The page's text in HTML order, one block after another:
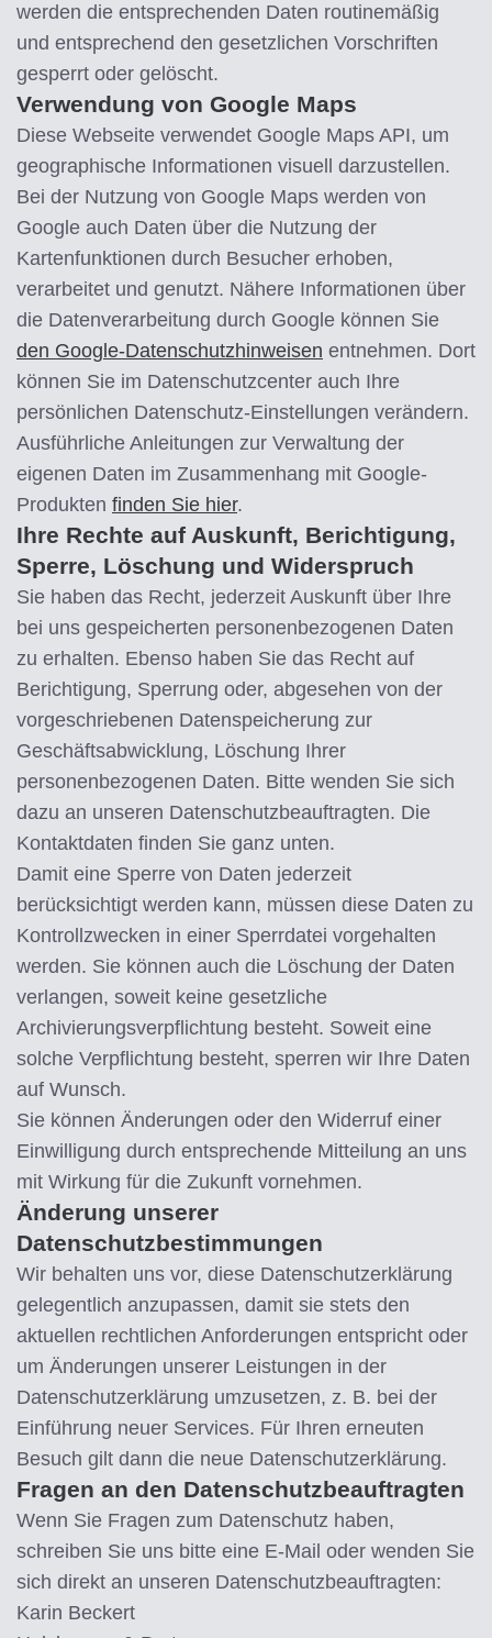
werden die entsprechenden Daten routinemäßig
und entsprechend den gesetzlichen Vorschriften
gesperrt oder gelöscht.
Verwendung von Google Maps
Diese Webseite verwendet Google Maps API, um
geographische Informationen visuell darzustellen.
Bei der Nutzung von Google Maps werden von
Google auch Daten über die Nutzung der
Kartenfunktionen durch Besucher erhoben,
verarbeitet und genutzt. Nähere Informationen über
die Datenverarbeitung durch Google können Sie
den Google-Datenschutzhinweisen entnehmen. Dort
können Sie im Datenschutzcenter auch Ihre
persönlichen Datenschutz-Einstellungen verändern.
Ausführliche Anleitungen zur Verwaltung der
eigenen Daten im Zusammenhang mit Google-
Produkten finden Sie hier.
Ihre Rechte auf Auskunft, Berichtigung,
Sperre, Löschung und Widerspruch
Sie haben das Recht, jederzeit Auskunft über Ihre
bei uns gespeicherten personenbezogenen Daten
zu erhalten. Ebenso haben Sie das Recht auf
Berichtigung, Sperrung oder, abgesehen von der
vorgeschriebenen Datenspeicherung zur
Geschäftsabwicklung, Löschung Ihrer
personenbezogenen Daten. Bitte wenden Sie sich
dazu an unseren Datenschutzbeauftragten. Die
Kontaktdaten finden Sie ganz unten.
Damit eine Sperre von Daten jederzeit
berücksichtigt werden kann, müssen diese Daten zu
Kontrollzwecken in einer Sperrdatei vorgehalten
werden. Sie können auch die Löschung der Daten
verlangen, soweit keine gesetzliche
Archivierungsverpflichtung besteht. Soweit eine
solche Verpflichtung besteht, sperren wir Ihre Daten
auf Wunsch.
Sie können Änderungen oder den Widerruf einer
Einwilligung durch entsprechende Mitteilung an uns
mit Wirkung für die Zukunft vornehmen.
Änderung unserer
Datenschutzbestimmungen
Wir behalten uns vor, diese Datenschutzerklärung
gelegentlich anzupassen, damit sie stets den
aktuellen rechtlichen Anforderungen entspricht oder
um Änderungen unserer Leistungen in der
Datenschutzerklärung umzusetzen, z. B. bei der
Einführung neuer Services. Für Ihren erneuten
Besuch gilt dann die neue Datenschutzerklärung.
Fragen an den Datenschutzbeauftragten
Wenn Sie Fragen zum Datenschutz haben,
schreiben Sie uns bitte eine E-Mail oder wenden Sie
sich direkt an unseren Datenschutzbeauftragten:
Karin Beckert